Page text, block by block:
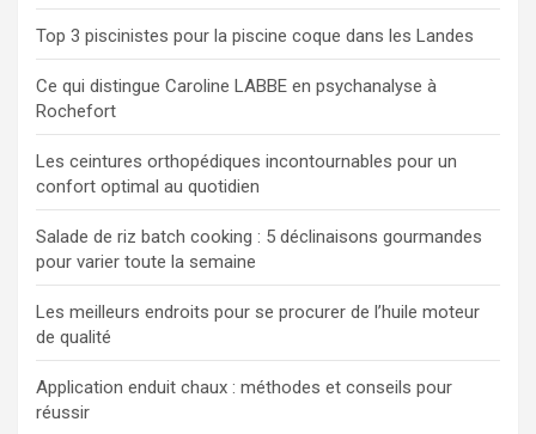
r
Top 3 piscinistes pour la piscine coque dans les Landes
Ce qui distingue Caroline LABBE en psychanalyse à
Rochefort
Les ceintures orthopédiques incontournables pour un
confort optimal au quotidien
Salade de riz batch cooking : 5 déclinaisons gourmandes
pour varier toute la semaine
Les meilleurs endroits pour se procurer de l’huile moteur
de qualité
Application enduit chaux : méthodes et conseils pour
réussir